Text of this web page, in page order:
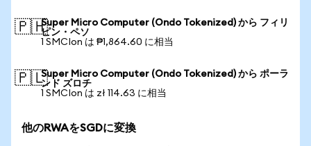
🇵🇭Super Micro Computer (Ondo Tokenized) から フィリ
ピン・ペソ
1 SMCIon は ₱1,864.60 に相当
🇵🇱Super Micro Computer (Ondo Tokenized) から ポーラ
ンド ズロチ
1 SMCIon は zł 114.63 に相当
他のRWAをSGDに変換